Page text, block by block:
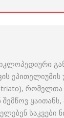
ყაითანს,
საკვები